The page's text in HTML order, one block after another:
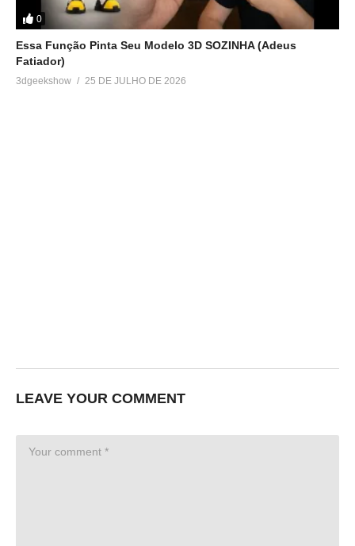
0
Essa Função Pinta Seu Modelo 3D SOZINHA (Adeus
Fatiador)
3dgeekshow 25 DE JULHO DE 2026
LEAVE YOUR COMMENT